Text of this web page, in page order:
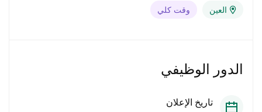
العين وقت كلي
الدور الوظيفي
تاريخ الإعلان